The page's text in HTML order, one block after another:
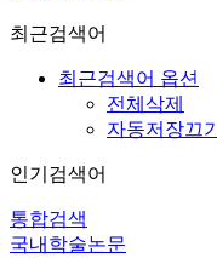
최근검색어
최근검색어 옵션
전체삭제
자동저장끄기
인기검색어
통합검색
국내학술논문